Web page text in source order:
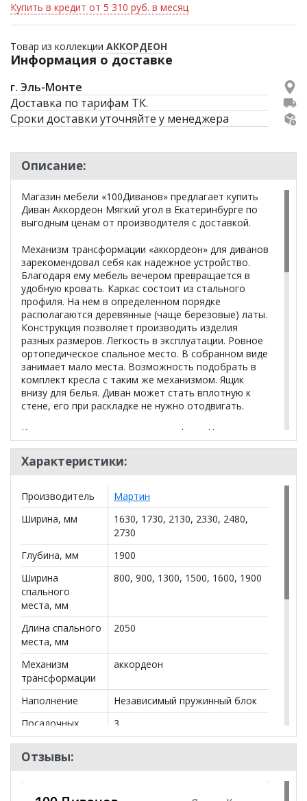
Купить в кредит от 5 310 руб. в месяц
Товар из коллекции АККОРДЕОН
Информация о доставке
г. Эль-Монте
Доставка по тарифам ТК.
Сроки доставки уточняйте у менеджера
Описание:
Магазин мебели «100Диванов» предлагает купить
Диван Аккордеон Мягкий угол в Екатеринбурге по
выгодным ценам от производителя с доставкой.
Механизм трансформации «аккордеон» для диванов
зарекомендовал себя как надежное устройство.
Благодаря ему мебель вечером превращается в
удобную кровать. Каркас состоит из стального
профиля. На нем в определенном порядке
располагаются деревянные (чаще березовые) латы.
Конструкция позволяет производить изделия
разных размеров. Легкость в эксплуатации. Ровное
ортопедическое спальное место. В собранном виде
занимает мало места. Возможность подобрать в
комплект кресла с таким же механизмом. Ящик
внизу для белья. Диван может стать вплотную к
стене, его при раскладке не нужно отодвигать.
Каркас состоит из стального профиля. На нем в
определенном порядке располагаются деревянные
(чаще березовые) латы14
Конструкция позволяет производить изделия
разных размеров.
Легкость в эксплуатации.
Ровное ортопедическое спальное место.
В собранном виде занимает мало места.
Возможность подобрать в комплект кресла с
таким же механизмом.
Ящик внизу для белья.
Диван может стать вплотную к стене, его при
раскладке не нужно отодвигать.
Доступные размеры спального места:
800х2050
900х2050
1300х2050
1500х2050
1650х2050
1900х2050
*Дополнительную информацию о том, как купить
Характеристики:
Производитель
Мартин
Ширина, мм
1630, 1730, 2130, 2330, 2480,
2730
Глубина, мм
1900
Ширина
спального
места, мм
800, 900, 1300, 1500, 1600, 1900
Длина спального
места, мм
2050
Механизм
трансформации
аккордеон
Наполнение
Независимый пружинный блок
Посадочных
мест
3
Каркас
Отзывы: